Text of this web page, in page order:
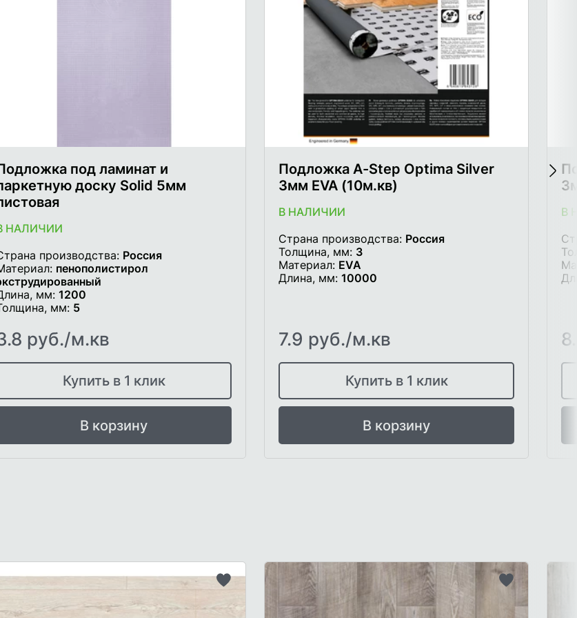
под ламинат и
доску Solid 5мм
НАЛИЧИИ
производства: Россия
пенополистирол
мм: 1200
мм: 5
руб./м.кв
Купить в 1 клик
В корзину
Подложка A-Step Optima Silver
3мм EVA (10м.кв)
В НАЛИЧИИ
Страна производства: Россия
Толщина, мм: 3
Материал: EVA
Длина, мм: 10000
7.9 руб./м.кв
Купить в 1 клик
В корзину
В
в
Добавить